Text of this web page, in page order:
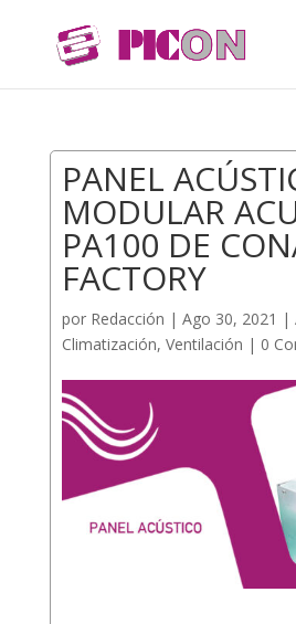
PANEL
MODULAR
PA100 DE
FACTORY
por Redacción | Ago 30, 2021 |
Climatización, Ventilación | 0